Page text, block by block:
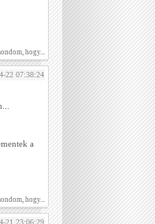
hogy...
22 07:38:24
a
hogy...